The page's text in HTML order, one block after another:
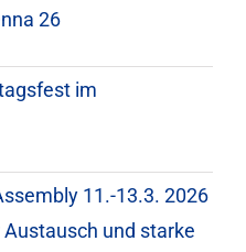
26
im
11.-13.3. 2026
und starke